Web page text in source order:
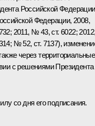
Российской
Федерации, 2008,
2011, № 43, ст. 6022;
№ 52, ст. 7137),
через территориальные
с решениями Президента
со дня его подписания.